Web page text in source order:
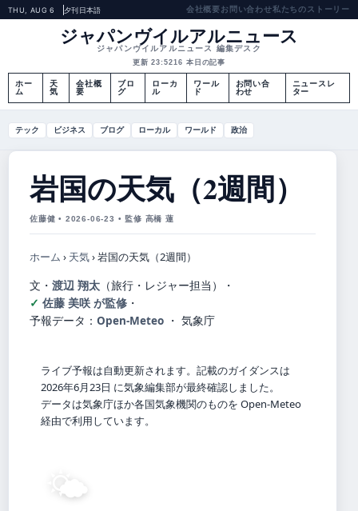
THU, AUG 6 夕刊日本語 会社概要お問い合わせ私たちのストーリー
ジャパンヴイルアルニュース
ジャパンヴイルアルニュース 編集デスク
更新 23:5216 本日の記事
ホー
ム
天
気
会社概
要
ブロ
グ
ローカ
ル
ワール
ド
お問い合
わせ
ニュースレ
ター
テック ビジネス ブログ ローカル ワールド 政治
岩国の天気（2週間）
佐藤健 • 2026-06-23 • 監修 高橋 蓮
ホーム › 天気›岩国の天気（2週間）
文・ 渡辺 翔太 （旅行・レジャー担当）
・
佐藤 美咲 が監修 ・
予報データ： Open-Meteo ・ 気象庁
ライブ予報は自動更新されます。記載のガイダンスは
2026年6月23日 に気象編集部が最終確認しました。
データは気象庁ほか各国気象機関のものを Open-Meteo
経由で利用しています。
🌤️